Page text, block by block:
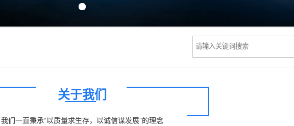
关于我们
我们一直秉承“以质量求生存，以诚信谋发展”的理念